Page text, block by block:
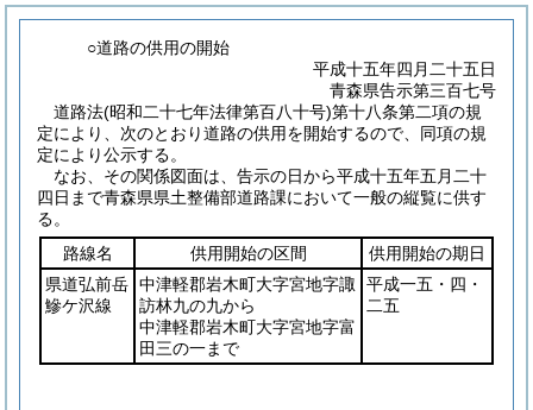
○道路の供用の開始
平成十五年四月二十五日
青森県告示第三百七号
道路法(昭和二十七年法律第百八十号)第十八条第二項の規
定により、次のとおり道路の供用を開始するので、同項の規
定により公示する。
なお、その関係図面は、告示の日から平成十五年五月二十
四日まで青森県県土整備部道路課において一般の縦覧に供す
る。
路線名
供用開始の区間
供用開始の期日
県道弘前岳
鰺ケ沢線
中津軽郡岩木町大字宮地字諏
訪林九の九から
中津軽郡岩木町大字宮地字富
田三の一まで
平成一五・四・
二五